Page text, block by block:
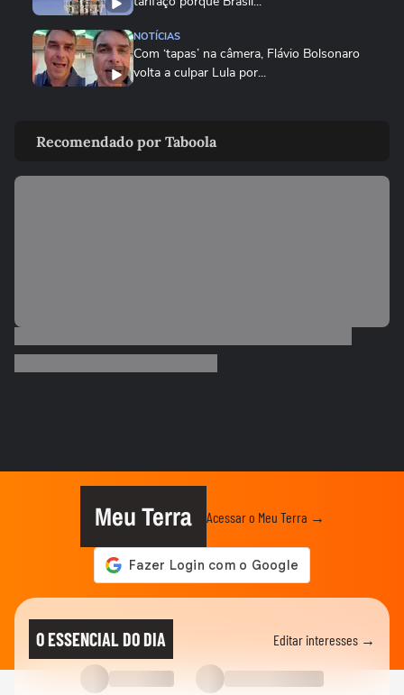
NOTÍCIAS
Com ‘tapas’ na câmera, Flávio Bolsonaro
volta a culpar Lula por...
Lindbergh Farias chama tarifaço...
NOTÍCIAS
para o Seu Negócio
‘Fazendo a minha parte mesmo sem ser
presidente ainda’, diz Flávio...
Flávio Bolsonaro cita eleições no Brasil e
diz em audiência nos...
Recomendado por Taboola
Meu Terra Acessar o Meu Terra →
O ESSENCIAL DO DIA Editar interesses →